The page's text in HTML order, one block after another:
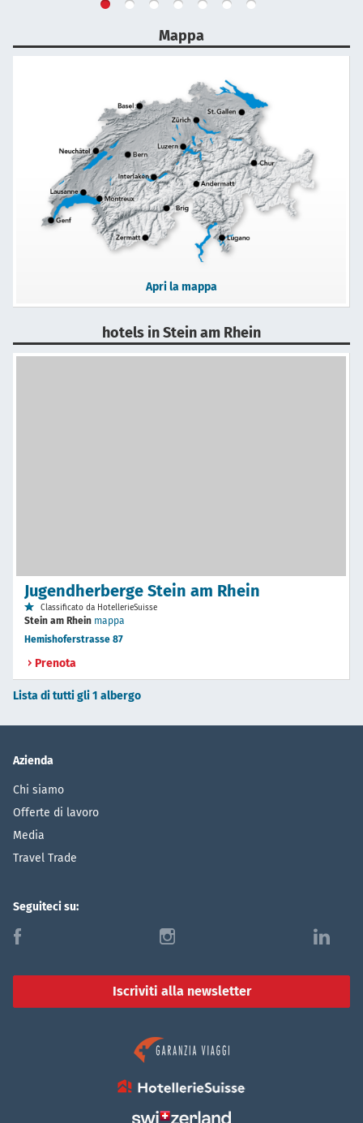
Mappa
Apri la mappa
hotels in Stein am Rhein
Jugendherberge Stein am Rhein
Classificato da HotellerieSuisse
Stein am Rhein mappa
Hemishoferstrasse 87
Prenota
Lista di tutti gli 1 albergo
Azienda
Chi siamo
Offerte di lavoro
Media
Travel Trade
Seguiteci su:
f i l
Iscriviti alla newsletter